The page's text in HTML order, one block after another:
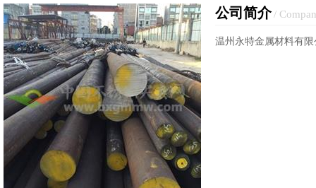
公司简介/
温州永特金属材料有